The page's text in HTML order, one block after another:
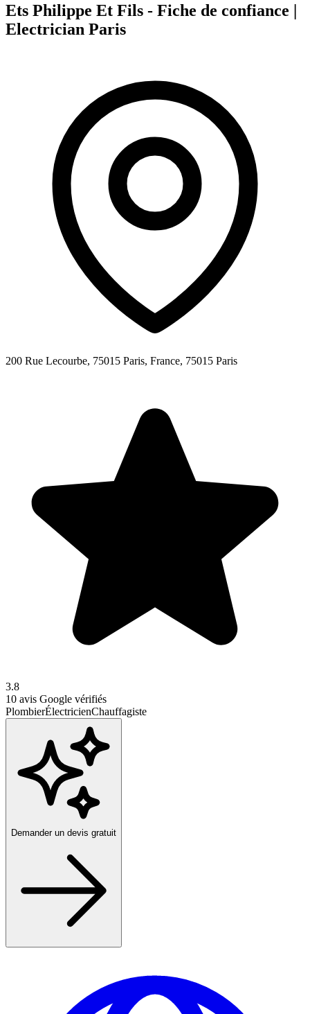
Ets Philippe Et Fils - Fiche de confiance |
Electrician Paris
200 Rue Lecourbe, 75015 Paris, France, 75015 Paris
3.8
10 avis Google vérifiés
PlombierÉlectricienChauffagiste
Demander un devis gratuit